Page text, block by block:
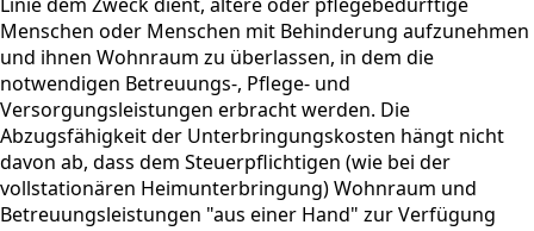
Menschen oder Menschen mit Behinderung aufzunehmen
und ihnen Wohnraum zu überlassen, in dem die
notwendigen Betreuungs-, Pflege- und
Versorgungsleistungen erbracht werden. Die
Abzugsfähigkeit der Unterbringungskosten hängt nicht
davon ab, dass dem Steuerpflichtigen (wie bei der
vollstationären Heimunterbringung) Wohnraum und
Betreuungsleistungen "aus einer Hand" zur Verfügung